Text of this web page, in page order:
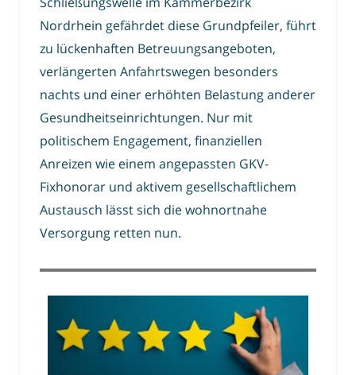
Nordrhein gefährdet diese Grundpfeiler, führt
zu lückenhaften Betreuungsangeboten,
verlängerten Anfahrtswegen besonders
nachts und einer erhöhten Belastung anderer
Gesundheitseinrichtungen. Nur mit
politischem Engagement, finanziellen
Anreizen wie einem angepassten GKV-
Fixhonorar und aktivem gesellschaftlichem
Austausch lässt sich die wohnortnahe
Versorgung retten nun.